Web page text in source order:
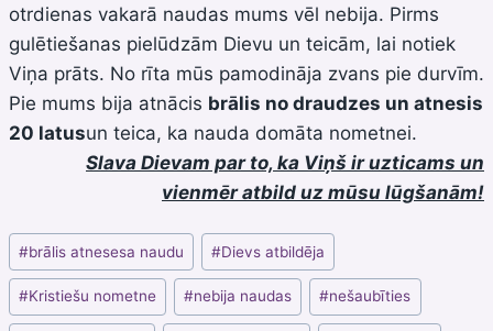
otrdienas vakarā naudas mums vēl nebija. Pirms
gulētiešanas pielūdzām Dievu un teicām, lai notiek
Viņa prāts. No rīta mūs pamodināja zvans pie durvīm.
Pie mums bija atnācis brālis no draudzes un atnesis
20 latusun teica, ka nauda domāta nometnei.
Slava Dievam par to, ka Viņš ir uzticams un
vienmēr atbild uz mūsu lūgšanām!
Post
Tags:
#brālis atnesesa naudu #Dievs atbildēja
#Kristiešu nometne #nebija naudas #nešaubīties